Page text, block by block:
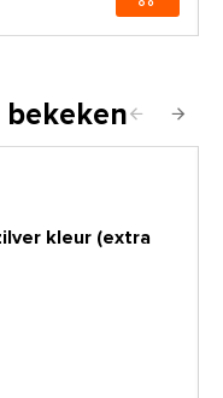
bekeken
kleur (extra